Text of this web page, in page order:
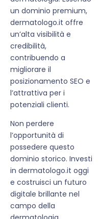
un dominio premium,
dermatologo.it offre
un’alta visibilità e
credibilità,
contribuendo a
migliorare il
posizionamento SEO e
l’attrattiva per i
potenziali clienti.
Non perdere
l’opportunità di
possedere questo
dominio storico. Investi
in dermatologo.it oggi
e costruisci un futuro
digitale brillante nel
campo della